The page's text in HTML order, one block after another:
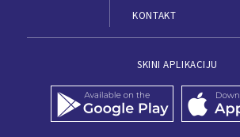
KONTAKT
SKINI APLIKACIJU